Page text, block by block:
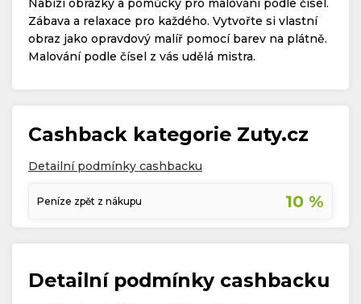
Copyright © 2019 - 2026. Všechna práva vyhrazena.
Nabízí obrázky a pomůcky pro malování podle čísel.
Zábava a relaxace pro každého. Vytvořte si vlastní
obraz jako opravdový malíř pomocí barev na plátně.
Malování podle čísel z vás udělá mistra.
Cashback kategorie Zuty.cz
Detailní podmínky cashbacku
Peníze zpět z nákupu 10 %
Detailní podmínky cashbacku